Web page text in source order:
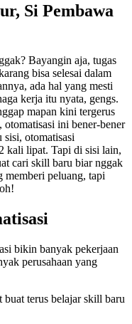
Si Pembawa
Bayangin aja, tugas
bisa selesai dalam
ada hal yang mesti
kerja itu nyata, gengs.
mapan kini tergerus
otomatisasi ini bener-bener
sisi, otomatisasi
kali lipat. Tapi di sisi lain,
cari skill baru biar nggak
memberi peluang, tapi
bikin banyak pekerjaan
perusahaan yang
terus belajar skill baru